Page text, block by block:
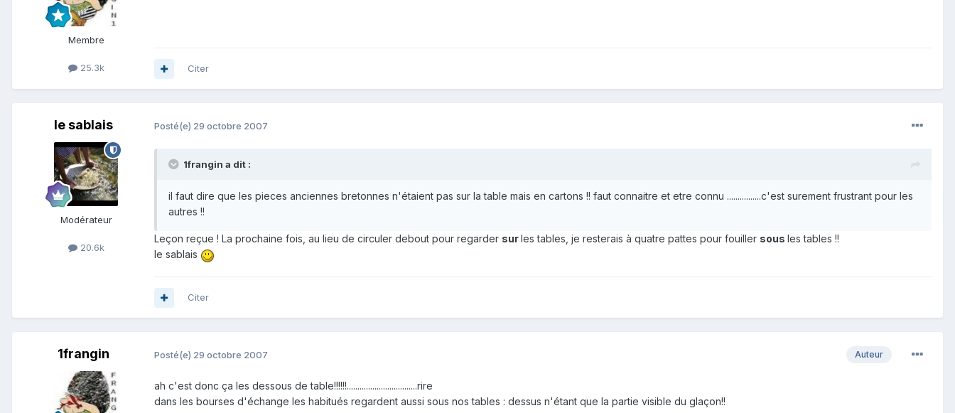
Membre
25.3k Citer
le sablais
Modérateur
20.6k
Posté(e) 29 octobre 2007
1frangin a dit :
il faut dire que les pieces anciennes bretonnes n'étaient pas sur la table mais en cartons !! faut connaitre et etre connu ................c'est surement frustrant pour les
autres !!
Leçon reçue ! La prochaine fois, au lieu de circuler debout pour regarder surles tables, je resterais à quatre pattes pour fouiller sous les tables !!
le sablais
Citer
1frangin Auteur
Posté(e) 29 octobre 2007
ah c'est donc ça les dessous de table!!!!!!.................................rire
dans les bourses d'échange les habitués regardent aussi sous nos tables : dessus n'étant que la partie visible du glaçon!!